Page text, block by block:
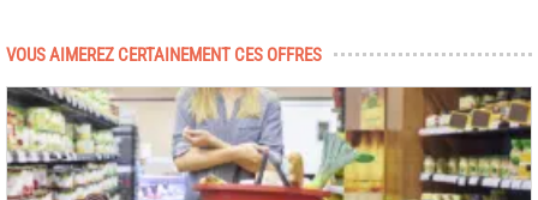
VOUS AIMEREZ CERTAINEMENT CES OFFRES